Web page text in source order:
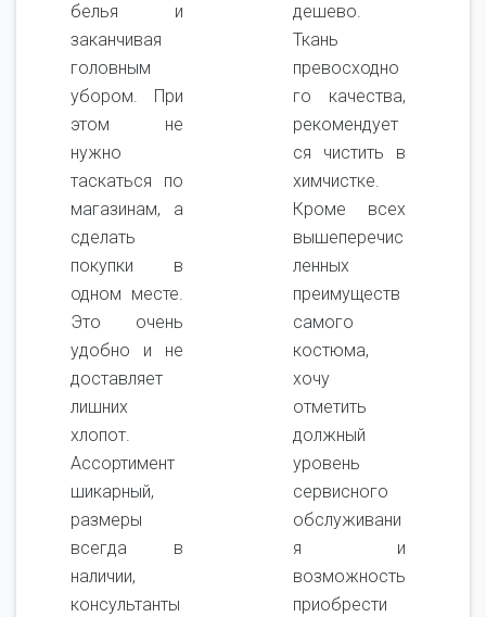
белья и
заканчивая
головным
убором. При
этом не
нужно
таскаться по
магазинам, а
сделать
покупки в
одном месте.
Это очень
удобно и не
доставляет
лишних
хлопот.
Ассортимент
шикарный,
размеры
всегда в
наличии,
консультанты
дешево.
Ткань
превосходно
го качества,
рекомендует
ся чистить в
химчистке.
Кроме всех
вышеперечис
ленных
преимуществ
самого
костюма,
хочу
отметить
должный
уровень
сервисного
обслуживани
я и
возможность
приобрести